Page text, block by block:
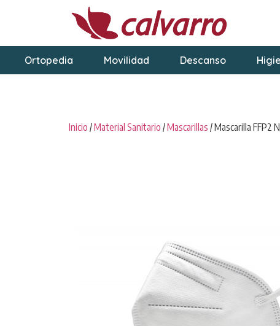
Ortopedia Movilidad Descanso
Inicio /Material Sanitario /Mascarillas / Mascarilla FFP2